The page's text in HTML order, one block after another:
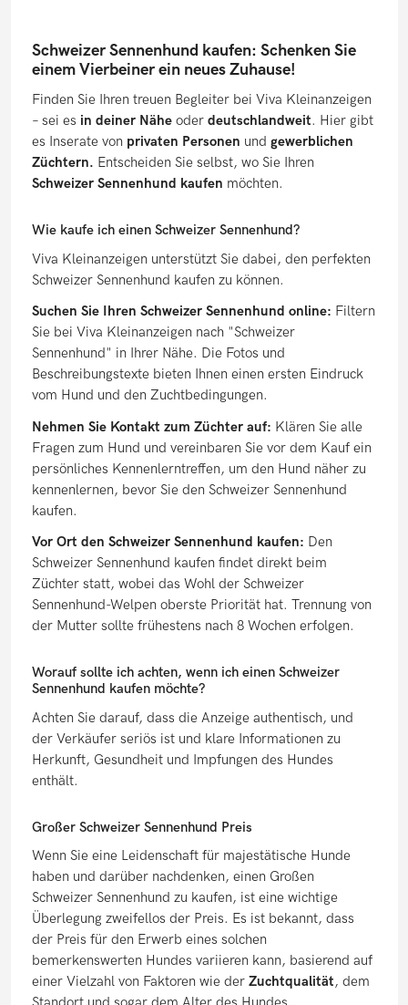
Schweizer Sennenhund kaufen: Schenken Sie
einem Vierbeiner ein neues Zuhause!
Finden Sie Ihren treuen Begleiter bei Viva Kleinanzeigen
– sei es in deiner Näheoder deutschlandweit. Hier gibt
es Inserate von privaten Personen und gewerblichen
Züchtern. Entscheiden Sie selbst, wo Sie Ihren
Schweizer Sennenhund kaufen möchten.
Wie kaufe ich einen Schweizer Sennenhund?
Viva Kleinanzeigen unterstützt Sie dabei, den perfekten
Schweizer Sennenhund kaufen zu können.
Suchen Sie Ihren Schweizer Sennenhund online: Filtern
Sie bei Viva Kleinanzeigen nach "Schweizer
Sennenhund" in Ihrer Nähe. Die Fotos und
Beschreibungstexte bieten Ihnen einen ersten Eindruck
vom Hund und den Zuchtbedingungen.
Nehmen Sie Kontakt zum Züchter auf: Klären Sie alle
Fragen zum Hund und vereinbaren Sie vor dem Kauf ein
persönliches Kennenlerntreffen, um den Hund näher zu
kennenlernen, bevor Sie den Schweizer Sennenhund
kaufen.
Vor Ort den Schweizer Sennenhund kaufen: Den
Schweizer Sennenhund kaufen findet direkt beim
Züchter statt, wobei das Wohl der Schweizer
Sennenhund-Welpen oberste Priorität hat. Trennung von
der Mutter sollte frühestens nach 8 Wochen erfolgen.
Worauf sollte ich achten, wenn ich einen Schweizer
Sennenhund kaufen möchte?
Achten Sie darauf, dass die Anzeige authentisch, und
der Verkäufer seriös ist und klare Informationen zu
Herkunft, Gesundheit und Impfungen des Hundes
enthält.
Großer Schweizer Sennenhund Preis
Wenn Sie eine Leidenschaft für majestätische Hunde
haben und darüber nachdenken, einen Großen
Schweizer Sennenhund zu kaufen, ist eine wichtige
Überlegung zweifellos der Preis. Es ist bekannt, dass
der Preis für den Erwerb eines solchen
bemerkenswerten Hundes variieren kann, basierend auf
einer Vielzahl von Faktoren wie der Zuchtqualität, dem